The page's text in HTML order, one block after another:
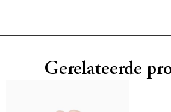
Gerelateerde